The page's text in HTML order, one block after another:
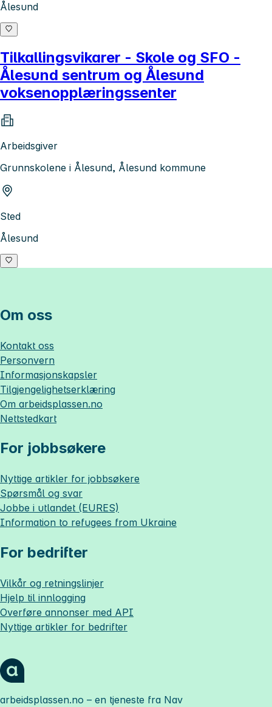
Ålesund
Tilkallingsvikarer - Skole og SFO -
Ålesund sentrum og Ålesund
voksenopplæringssenter
Arbeidsgiver
Grunnskolene i Ålesund, Ålesund kommune
Sted
Ålesund
Om oss
Kontakt oss
Personvern
Informasjonskapsler
Tilgjengelighetserklæring
Om arbeidsplassen.no
Nettstedkart
For jobbsøkere
Nyttige artikler for jobbsøkere
Spørsmål og svar
Jobbe i utlandet (EURES)
Information to refugees from Ukraine
For bedrifter
Vilkår og retningslinjer
Hjelp til innlogging
Overføre annonser med API
Nyttige artikler for bedrifter
arbeidsplassen.no – en tjeneste fra Nav